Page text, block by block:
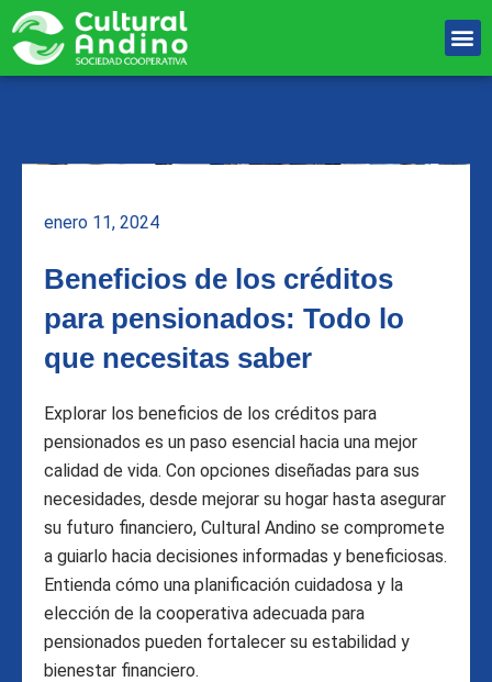
contenido
enero 11, 2024
Beneficios de los créditos
para pensionados: Todo lo
que necesitas saber
Explorar los beneficios de los créditos para
pensionados es un paso esencial hacia una mejor
calidad de vida. Con opciones diseñadas para sus
necesidades, desde mejorar su hogar hasta asegurar
su futuro financiero, Cultural Andino se compromete
a guiarlo hacia decisiones informadas y beneficiosas.
Entienda cómo una planificación cuidadosa y la
elección de la cooperativa adecuada para
pensionados pueden fortalecer su estabilidad y
bienestar financiero.